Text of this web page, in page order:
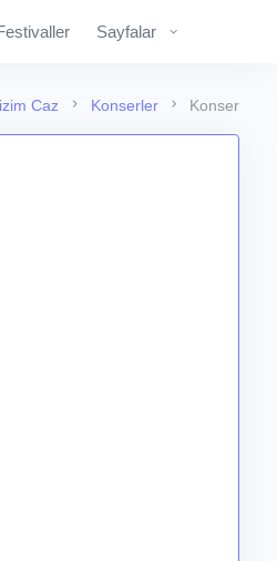
Sayfalar
Caz Konserler Konser